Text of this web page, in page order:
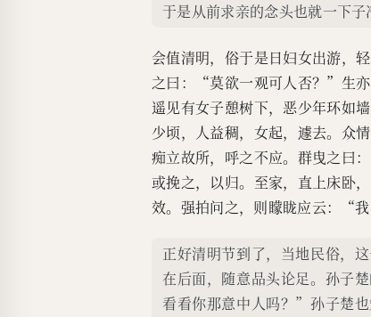
于是从前求亲的念头也就一下子
会值清明，俗于是日妇女出游，
之曰：“莫欲一观可人否？”生亦
遥见有女子憩树下，恶少年环如
少顷，人益稠，女起，遽去。众
痴立故所，呼之不应。群曳之曰
或挽之，以归。至家，直上床卧
效。强拍问之，则矇眬应云：“
正好清明节到了，当地民俗，
在后面，随意品头论足。孙子
看看你那意中人吗？”孙子楚